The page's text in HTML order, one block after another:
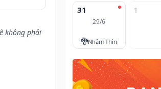
không phải
31
29/6
🐉Nhâm Thìn
1